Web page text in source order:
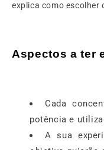
explica como escolher
Aspectos a ter
Cada
potência e
A sua